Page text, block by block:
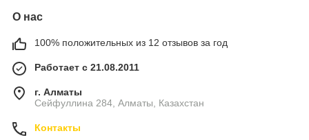
О нас
100% положительных из 12 отзывов за год
Работает с 21.08.2011
г. Алматы
Сейфуллина 284, Алматы, Казахстан
Контакты